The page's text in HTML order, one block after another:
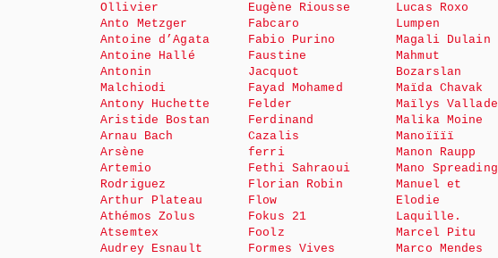
Ollivier
Anto Metzger
Antoine d’Agata
Antoine Hallé
Antonin
Malchiodi
Antony Huchette
Aristide Bostan
Arnau Bach
Arsène
Artemio
Rodriguez
Arthur Plateau
Athémos Zolus
Atsemtex
Audrey Esnault
Eugène Riousse
Fabcaro
Fabio Purino
Faustine
Jacquot
Fayad Mohamed
Felder
Ferdinand
Cazalis
ferri
Fethi Sahraoui
Florian Robin
Flow
Fokus 21
Foolz
Formes Vives
Lucas Roxo
Lumpen
Magali Dulain
Mahmut
Bozarslan
Maïda Chavak
Maïlys Vallade
Malika Moine
Manoïïïï
Manon Raupp
Mano Spreading
Manuel et
Elodie
Laquille.
Marcel Pitu
Marco Mendes